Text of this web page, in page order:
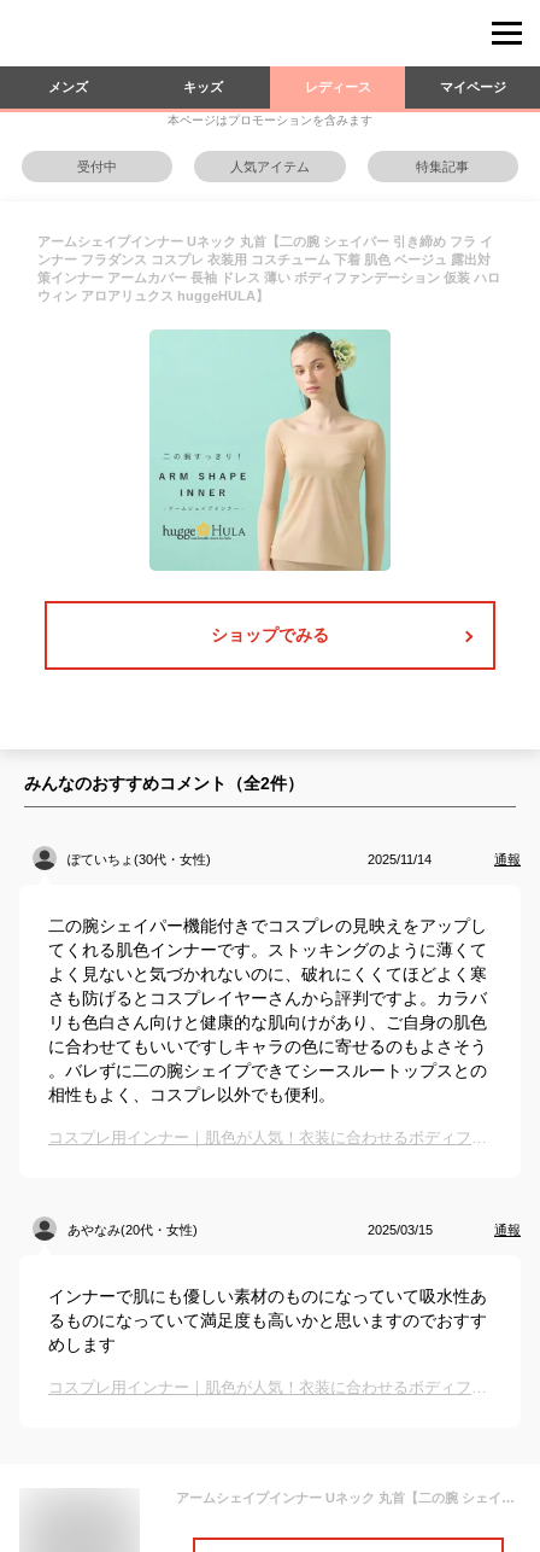
メンズ キッズ レディース マイページ
本ページはプロモーションを含みます
受付中 人気アイテム 特集記事
アームシェイプインナー Uネック 丸首【二の腕 シェイパー 引き締め フラ イ
ンナー フラダンス コスプレ 衣装用 コスチューム 下着 肌色 ベージュ 露出対
策インナー アームカバー 長袖 ドレス 薄い ボディファンデーション 仮装 ハロ
ウィン アロアリュクス huggeHULA】
ショップでみる
みんなのおすすめコメント（全2件）
ぽていちょ(30代・女性) 2025/11/14 通報
二の腕シェイパー機能付きでコスプレの見映えをアップし
てくれる肌色インナーです。ストッキングのように薄くて
よく見ないと気づかれないのに、破れにくくてほどよく寒
さも防げるとコスプレイヤーさんから評判ですよ。カラバ
リも色白さん向けと健康的な肌向けがあり、ご自身の肌色
に合わせてもいいですしキャラの色に寄せるのもよさそう
。バレずに二の腕シェイプできてシースルートップスとの
相性もよく、コスプレ以外でも便利。
コスプレ用インナー｜肌色が人気！衣装に合わせるボディファンデーションのおすすめは？
あやなみ(20代・女性) 2025/03/15 通報
インナーで肌にも優しい素材のものになっていて吸水性あ
るものになっていて満足度も高いかと思いますのでおすす
めします
コスプレ用インナー｜肌色が人気！衣装に合わせるボディファンデーションのおすすめは？
アームシェイプインナー Uネック 丸首【二の腕 シェイパー 引き締め フラ インナー フラダンス コスプレ 衣装用 コスチューム 下着 肌色 ベージュ 露出対策インナー アームカバー 長袖 ドレス 薄い ボディファンデーション 仮装 ハロウィン アロアリュクス huggeHULA】